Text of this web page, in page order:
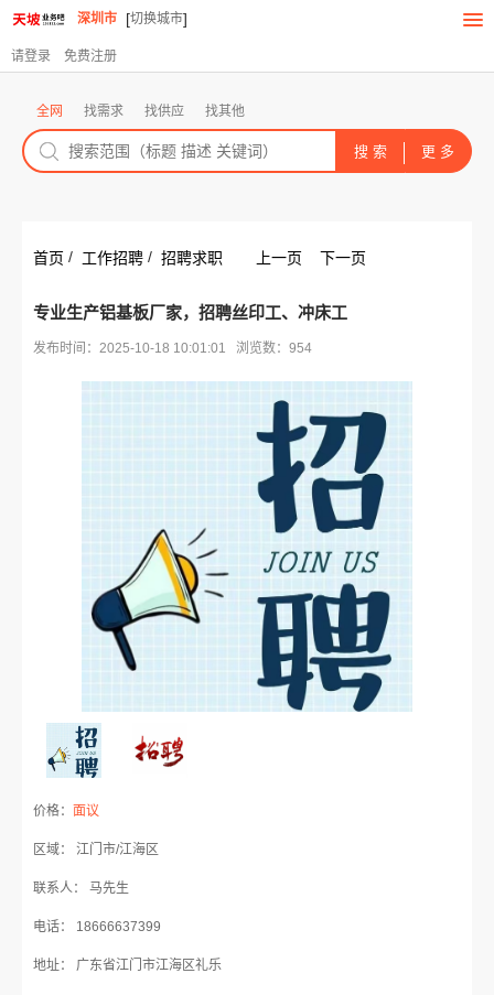
深圳市 [切换城市]
请登录 免费注册
全网 找需求 找供应 找其他
首页 / 工作招聘 / 招聘求职 上一页 下一页
专业生产铝基板厂家，招聘丝印工、冲床工
发布时间：2025-10-18 10:01:01 浏览数：954
价格： 面议
区域： 江门市/江海区
联系人： 马先生
电话： 18666637399
地址： 广东省江门市江海区礼乐